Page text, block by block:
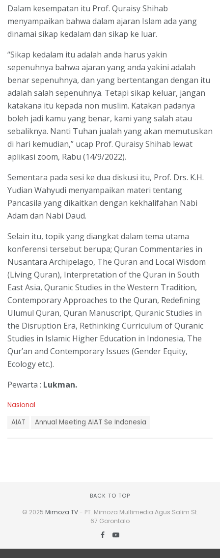
Dalam kesempatan itu Prof. Quraisy Shihab
menyampaikan bahwa dalam ajaran Islam ada yang
dinamai sikap kedalam dan sikap ke luar.
“Sikap kedalam itu adalah anda harus yakin
sepenuhnya bahwa ajaran yang anda yakini adalah
benar sepenuhnya, dan yang bertentangan dengan itu
adalah salah sepenuhnya. Tetapi sikap keluar, jangan
katakana itu kepada non muslim. Katakan padanya
boleh jadi kamu yang benar, kami yang salah atau
sebaliknya. Nanti Tuhan jualah yang akan memutuskan
di hari kemudian,” ucap Prof. Quraisy Shihab lewat
aplikasi zoom, Rabu (14/9/2022).
Sementara pada sesi ke dua diskusi itu, Prof. Drs. K.H.
Yudian Wahyudi menyampaikan materi tentang
Pancasila yang dikaitkan dengan kekhalifahan Nabi
Adam dan Nabi Daud.
Selain itu, topik yang diangkat dalam tema utama
konferensi tersebut berupa; Quran Commentaries in
Nusantara Archipelago, The Quran and Local Wisdom
(Living Quran), Interpretation of the Quran in South
East Asia, Quranic Studies in the Western Tradition,
Contemporary Approaches to the Quran, Redefining
Ulumul Quran, Quran Manuscript, Quranic Studies in
the Disruption Era, Rethinking Curriculum of Quranic
Studies in Islamic Higher Education in Indonesia, The
Qur’an and Contemporary Issues (Gender Equity,
Ecology etc.).
Pewarta : Lukman.
C
Nasional
AIAT Annual Meeting AIAT Se Indonesia
BACK TO TOP
© 2025 Mimoza TV- PT. Mimoza Multimedia Agus Salim St.
67 Gorontalo